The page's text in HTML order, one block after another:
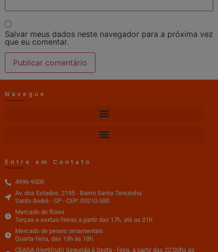
Salvar meus dados neste navegador para a próxima vez
que eu comentar.
Navegue
Entre em Contato
4996-9500
Av. dos Estados, 2195 - Bairro Santa Terezinha
Santo André - SP - CEP: 09210-580
Mercado de flores
Terças e sextas-feiras a partir das 17h, até as 21h.
Mercado de peixes ornamentais
Quarta-feira, das 13h às 18h.
CEASA (Hortifruti) Segunda à Sexta - feira, à partir das 22:00hs às